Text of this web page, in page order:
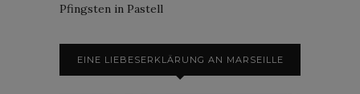
Pfingsten in Pastell
EINE LIEBESERKLÄRUNG AN MARSEILLE